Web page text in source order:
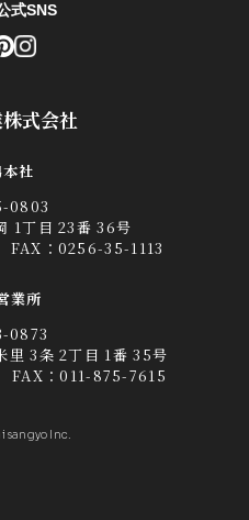
式会社
社
0803
1丁目 23番 36号
FAX：0256-35-1113
業所
0873
里 3条 2丁目 1番 35号
FAX：011-875-7615
sangyo Inc.
式SNS